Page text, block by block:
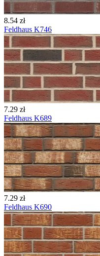
8.54 zł
Feldhaus K746
7.29 zł
Feldhaus K689
7.29 zł
Feldhaus K690